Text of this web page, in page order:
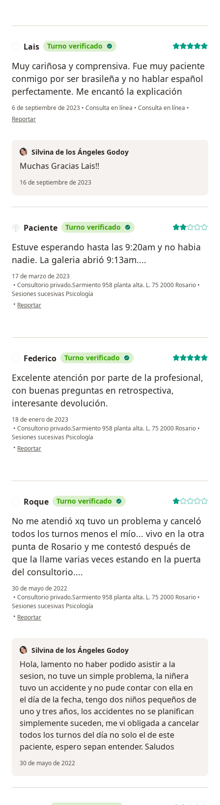
Lais Turno verificado
Muy cariñosa y comprensiva. Fue muy paciente
conmigo por ser brasileña y no hablar español
perfectamente. Me encantó la explicación
6 de septiembre de 2023 • Consulta en línea • Consulta en línea •
en opinión del usuario Lais
Reportar
Silvina de los Ángeles Godoy
Muchas Gracias Lais!!
16 de septiembre de 2023
Paciente Turno verificado
Estuve esperando hasta las 9:20am y no habia
nadie. La galeria abrió 9:13am....
17 de marzo de 2023
• Consultorio privado.Sarmiento 958 planta alta. L. 75 2000 Rosario •
Sesiones sucesivas Psicología
• en opinión del usuario Paciente
Reportar
Federico Turno verificado
Excelente atención por parte de la profesional,
con buenas preguntas en retrospectiva,
interesante devolución.
18 de enero de 2023
• Consultorio privado.Sarmiento 958 planta alta. L. 75 2000 Rosario •
Sesiones sucesivas Psicología
• en opinión del usuario Federico
Reportar
Roque Turno verificado
No me atendió xq tuvo un problema y canceló
todos los turnos menos el mío... vivo en la otra
punta de Rosario y me contestó después de
que la llame varias veces estando en la puerta
del consultorio....
30 de mayo de 2022
• Consultorio privado.Sarmiento 958 planta alta. L. 75 2000 Rosario •
Sesiones sucesivas Psicología
• en opinión del usuario Roque
Reportar
Silvina de los Ángeles Godoy
Hola, lamento no haber podido asistir a la
sesion, no tuve un simple problema, la niñera
tuvo un accidente y no pude contar con ella en
el día de la fecha, tengo dos niños pequeños de
uno y tres años, los accidentes no se planifican
simplemente suceden, me vi obligada a cancelar
todos los turnos del día no solo el de este
paciente, espero sepan entender. Saludos
30 de mayo de 2022